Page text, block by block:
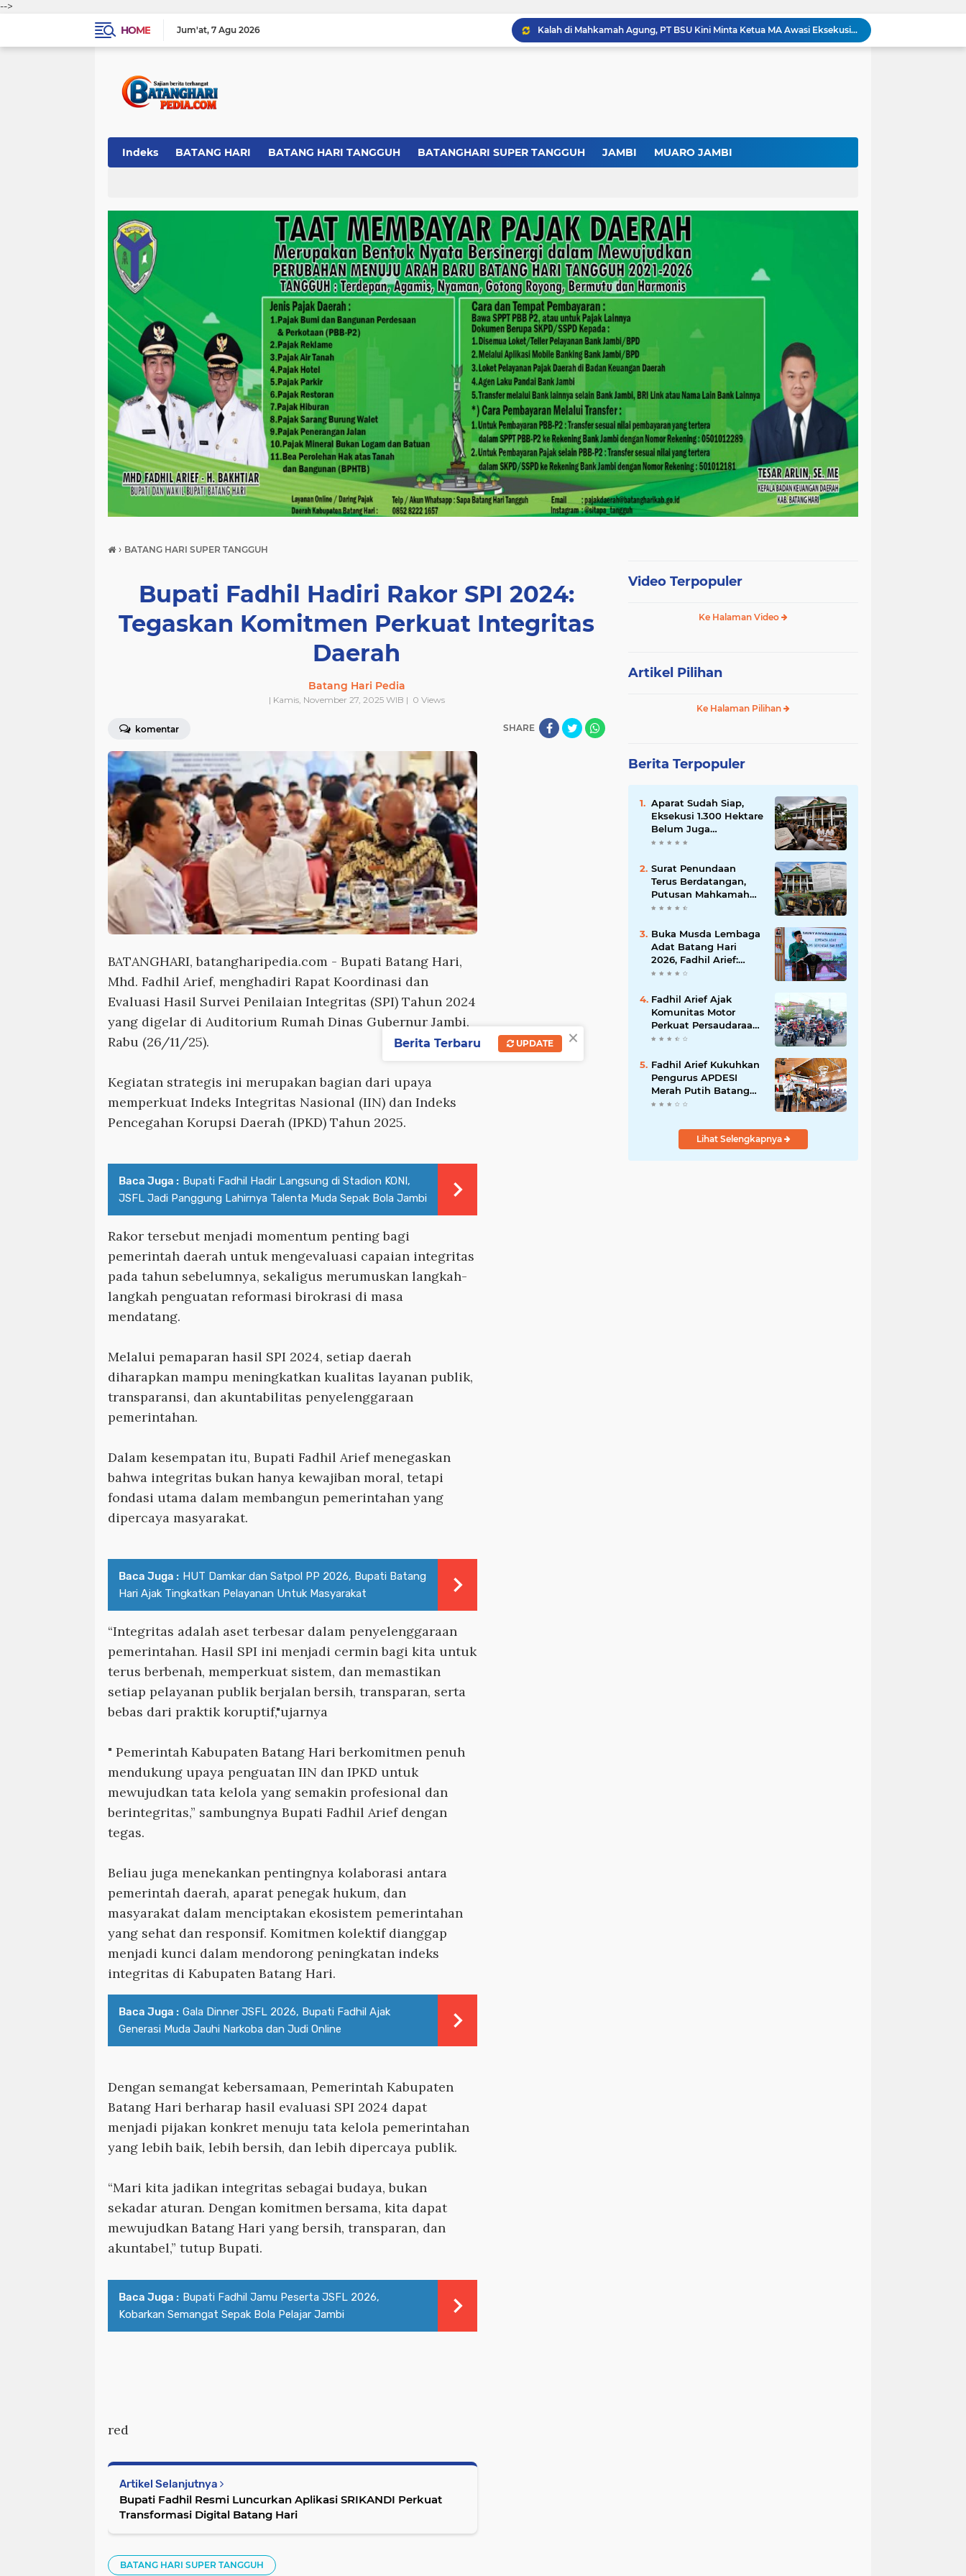
-->
HOME
Jum'at 7 Agu 2026
Kolaborasi Lapas dan Baznas Wujudkan Rumah Layak Huni, Fadhil Arief: Bukti Nyata Kepedulian Untuk Rakyat
Ratusan Petani Batanghari Gelar Sedekah Bubur di Tengah Sawah, Fadhil Arief: Tradisi Ini Harus Tetap Lestari
Aparat Sudah Siap, Eksekusi 1.300 Hektare Belum Juga Ditetapkan PN Muara Bulian, Ada Apa?
Indeks BATANG HARI BATANG HARI TANGGUH BATANGHARI SUPER TANGGUH JAMBI MUARO JAMBI
› BATANG HARI SUPER TANGGUH
Bupati Fadhil Hadiri Rakor SPI 2024:
Tegaskan Komitmen Perkuat Integritas
Daerah
Batang Hari Pedia
| Kamis, November 27, 2025 WIB | 0 Views
komentar SHARE
BATANGHARI, batangharipedia.com - Bupati Batang Hari,
Mhd. Fadhil Arief, menghadiri Rapat Koordinasi dan
Evaluasi Hasil Survei Penilaian Integritas (SPI) Tahun 2024
yang digelar di Auditorium Rumah Dinas Gubernur Jambi,
Rabu (26/11/25).
Kegiatan strategis ini merupakan bagian dari upaya
memperkuat Indeks Integritas Nasional (IIN) dan Indeks
Pencegahan Korupsi Daerah (IPKD) Tahun 2025.
Baca Juga : Bupati Fadhil Hadir Langsung di Stadion KONI,
JSFL Jadi Panggung Lahirnya Talenta Muda Sepak Bola Jambi
Rakor tersebut menjadi momentum penting bagi
pemerintah daerah untuk mengevaluasi capaian integritas
pada tahun sebelumnya, sekaligus merumuskan langkah-
langkah penguatan reformasi birokrasi di masa
mendatang.
Melalui pemaparan hasil SPI 2024, setiap daerah
diharapkan mampu meningkatkan kualitas layanan publik,
transparansi, dan akuntabilitas penyelenggaraan
pemerintahan.
Dalam kesempatan itu, Bupati Fadhil Arief menegaskan
bahwa integritas bukan hanya kewajiban moral, tetapi
fondasi utama dalam membangun pemerintahan yang
dipercaya masyarakat.
Baca Juga : ‎HUT Damkar dan Satpol PP 2026, Bupati Batang
Hari Ajak Tingkatkan Pelayanan Untuk Masyarakat
“Integritas adalah aset terbesar dalam penyelenggaraan
pemerintahan. Hasil SPI ini menjadi cermin bagi kita untuk
terus berbenah, memperkuat sistem, dan memastikan
setiap pelayanan publik berjalan bersih, transparan, serta
bebas dari praktik koruptif,"ujarnya
" Pemerintah Kabupaten Batang Hari berkomitmen penuh
mendukung upaya penguatan IIN dan IPKD untuk
mewujudkan tata kelola yang semakin profesional dan
berintegritas,” sambungnya Bupati Fadhil Arief dengan
tegas.
Beliau juga menekankan pentingnya kolaborasi antara
pemerintah daerah, aparat penegak hukum, dan
masyarakat dalam menciptakan ekosistem pemerintahan
yang sehat dan responsif. Komitmen kolektif dianggap
menjadi kunci dalam mendorong peningkatan indeks
integritas di Kabupaten Batang Hari.
Baca Juga : Gala Dinner JSFL 2026, Bupati Fadhil Ajak
Generasi Muda Jauhi Narkoba dan Judi Online
Dengan semangat kebersamaan, Pemerintah Kabupaten
Batang Hari berharap hasil evaluasi SPI 2024 dapat
menjadi pijakan konkret menuju tata kelola pemerintahan
yang lebih baik, lebih bersih, dan lebih dipercaya publik.
“Mari kita jadikan integritas sebagai budaya, bukan
sekadar aturan. Dengan komitmen bersama, kita dapat
mewujudkan Batang Hari yang bersih, transparan, dan
akuntabel,” tutup Bupati.
Baca Juga : Bupati Fadhil Jamu Peserta JSFL 2026,
Kobarkan Semangat Sepak Bola Pelajar Jambi
red
Artikel Selanjutnya
Bupati Fadhil Resmi Luncurkan Aplikasi SRIKANDI Perkuat
Transformasi Digital Batang Hari
BATANG HARI SUPER TANGGUH
Video Terpopuler
Ke Halaman Video
Artikel Pilihan
Ke Halaman Pilihan
Berita Terpopuler
Aparat Sudah Siap,
Eksekusi 1.300 Hektare
Belum Juga
Ditetapkan PN Muara
Surat Penundaan
Terus Berdatangan,
Putusan Mahkamah
Agung Sudah Final,
Belum Dilaksanakan?
Buka Musda Lembaga
Adat Batang Hari
2026, Fadhil Arief:
Adat Adalah Benteng
Muda
Fadhil Arief Ajak
Komunitas Motor
Perkuat Persaudaraan
dan Budaya Tertib
Fadhil Arief Kukuhkan
Pengurus APDESI
Merah Putih Batang
Hari, Iknak Nahkodai
Lihat Selengkapnya
×
Berita Terbaru UPDATE